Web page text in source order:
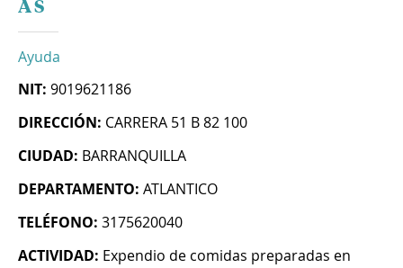
A S
Ayuda
NIT: 9019621186
DIRECCIÓN: CARRERA 51 B 82 100
CIUDAD: BARRANQUILLA
DEPARTAMENTO: ATLANTICO
TELÉFONO: 3175620040
ACTIVIDAD: Expendio de comidas preparadas en